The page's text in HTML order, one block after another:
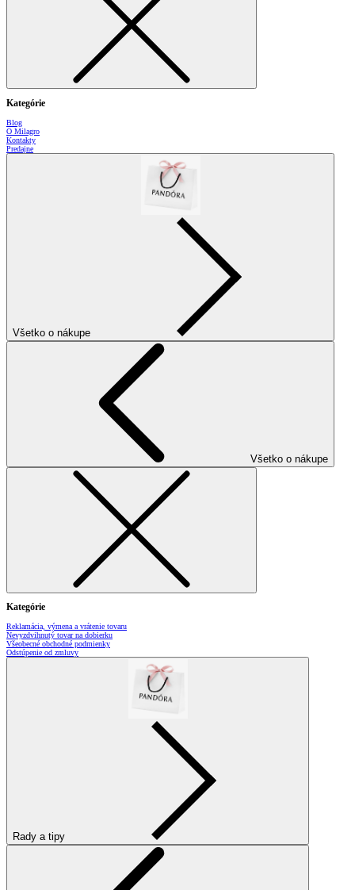
Kategórie
Blog
O Milagro
Kontakty
Predajne
Všetko o nákupe
Všetko o nákupe
Kategórie
Reklamácia, výmena a vrátenie tovaru
Nevyzdvihnutý tovar na dobierku
Všeobecné obchodné podmienky
Odstúpenie od zmluvy
Rady a tipy